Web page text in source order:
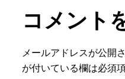
コメント
メールアドレスが公開
が付いている欄は必須